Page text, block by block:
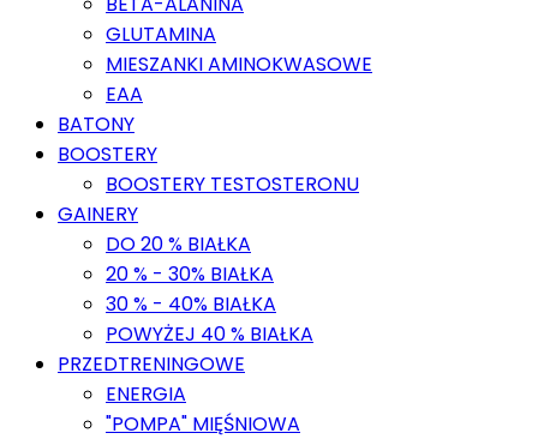
GLUTAMINA
MIESZANKI AMINOKWASOWE
EAA
BATONY
BOOSTERY
BOOSTERY TESTOSTERONU
GAINERY
DO 20 % BIAŁKA
20 % - 30% BIAŁKA
30 % - 40% BIAŁKA
POWYŻEJ 40 % BIAŁKA
PRZEDTRENINGOWE
ENERGIA
"POMPA" MIĘŚNIOWA